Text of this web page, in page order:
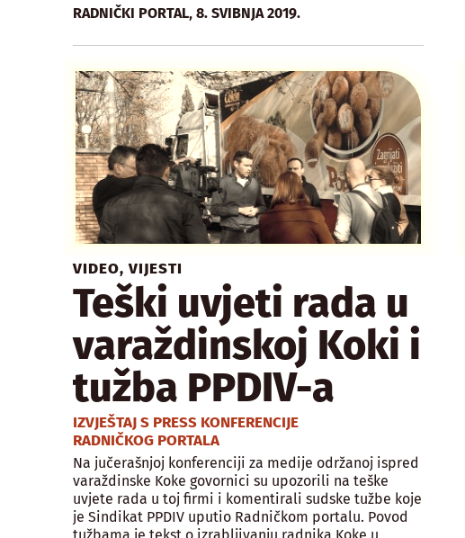
RADNIČKI PORTAL, 8. SVIBNJA 2019.
VIDEO,VIJESTI
Teški uvjeti rada u
varaždinskoj Koki i
tužba PPDIV-a
IZVJEŠTAJ S PRESS KONFERENCIJE
RADNIČKOG PORTALA
Na jučerašnjoj konferenciji za medije održanoj ispred
varaždinske Koke govornici su upozorili na teške
uvjete rada u toj firmi i komentirali sudske tužbe koje
je Sindikat PPDIV uputio Radničkom portalu. Povod